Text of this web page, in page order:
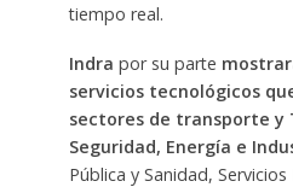
tiempo real.
Indra por su parte
servicios tecnológicos
sectores de transporte y
Seguridad, Energía e
Pública y Sanidad,